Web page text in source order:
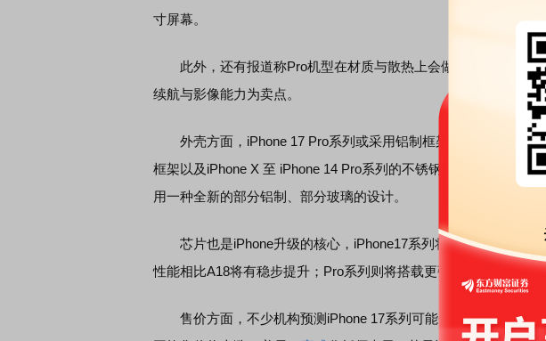
寸屏幕。
此外，还有报道称Pro机型在材质与散热上会做出调整以兼顾性
续航与影像能力为卖点。
外壳方面，iPhone 17 Pro系列或采用铝制框架，这与iPhone 15
框架以及iPhone X 至 iPhone 14 Pro系列的不锈钢框架均有所不同
用一种全新的部分铝制、部分玻璃的设计。
芯片也是iPhone升级的核心，iPhone17系列将全系迈入A19时
性能相比A18将有稳步提升；Pro系列则将搭载更强大的A19 Pro芯
售价方面，不少机构预测iPhone 17系列可能会涨价。华尔街投